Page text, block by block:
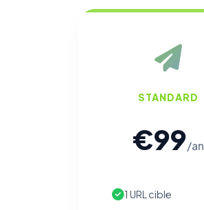
STANDARD
€99/an
1 URL cible